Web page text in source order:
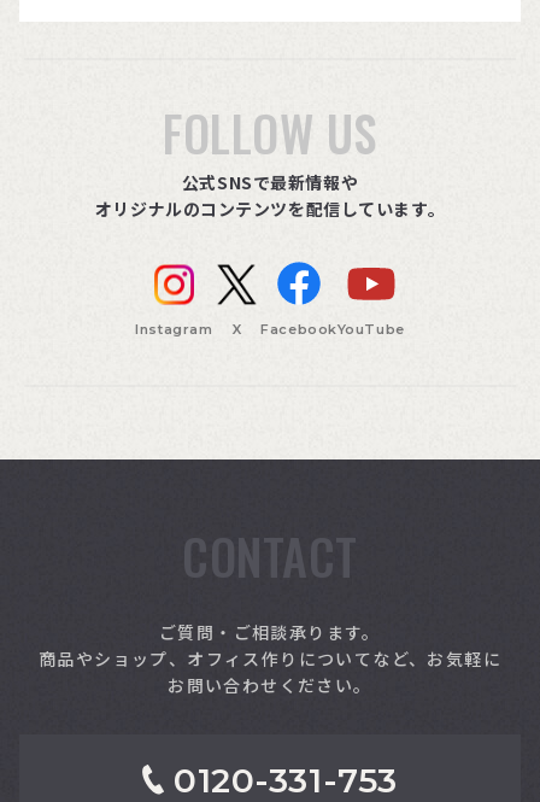
FOLLOW US
公式SNSで最新情報や
オリジナルのコンテンツを配信しています。
Instagram X FacebookYouTube
CONTACT
ご質問・ご相談承ります。
商品やショップ、オフィス作りについてなど、お気軽に
お問い合わせください。
0120-331-753